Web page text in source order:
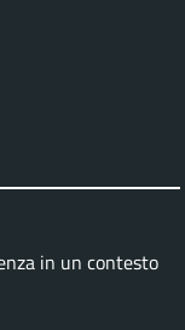
in un contesto